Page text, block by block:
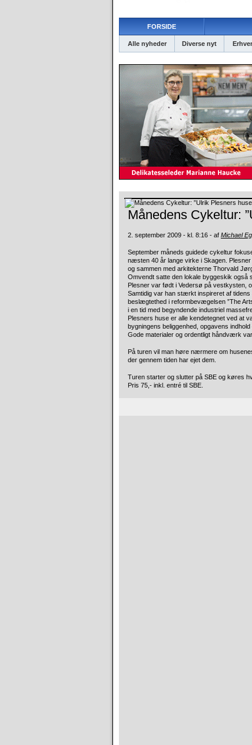
FORSIDE
Alle nyheder Diverse nyt
Månedens Cykeltur:
2. september 2009 - kl. 8:16 - af Michael
September måneds guidede cykeltur
næsten 40 år lange virke i Skagen. Plesner
og sammen med arkitekterne Thorvald
Omvendt satte den lokale byggeskik
Plesner var født i Vedersø på vestkysten,
Samtidig var han stærkt inspireret af
beslægtethed i reformbevægelsen ”The
i en tid med begyndende industriel
Plesners huse er alle kendetegnet ved at
bygningens beliggenhed, opgavens indhold
Gode materialer og ordentligt håndværk
På turen vil man høre nærmere om
der gennem tiden har ejet dem.
Turen starter og slutter på SBE og køres
Pris 75,- inkl. entré til SBE.